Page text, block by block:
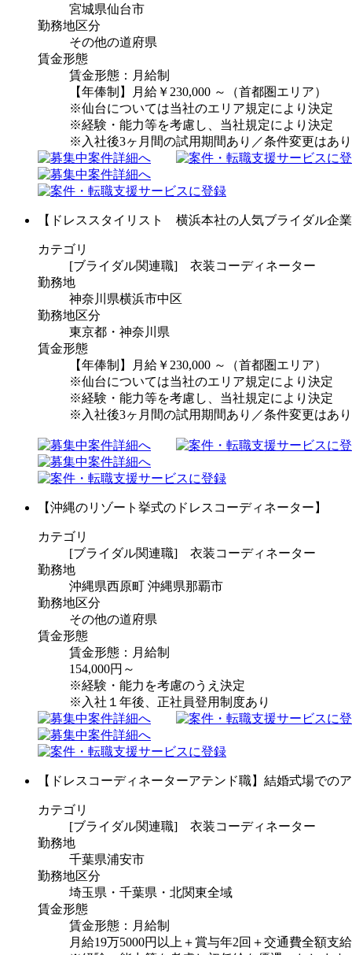
宮城県仙台市
勤務地区分
その他の道府県
賃金形態
賃金形態：月給制
【年俸制】月給￥230,000 ～（首都圏エリア）
※仙台については当社のエリア規定により決定
※経験・能力等を考慮し、当社規定により決定
※入社後3ヶ月間の試用期間あり／条件変更はあ
【ドレススタイリスト 横浜本社の人気ブライダル企
カテゴリ
[ブライダル関連職] 衣装コーディネーター
勤務地
神奈川県横浜市中区
勤務地区分
東京都・神奈川県
賃金形態
【年俸制】月給￥230,000 ～（首都圏エリア）
※仙台については当社のエリア規定により決定
※経験・能力等を考慮し、当社規定により決定
※入社後3ヶ月間の試用期間あり／条件変更はあ
【沖縄のリゾート挙式のドレスコーディネーター】
カテゴリ
[ブライダル関連職] 衣装コーディネーター
勤務地
沖縄県西原町 沖縄県那覇市
勤務地区分
その他の道府県
賃金形態
賃金形態：月給制
154,000円～
※経験・能力を考慮のうえ決定
※入社１年後、正社員登用制度あり
【ドレスコーディネーターアテンド職】結婚式場での
カテゴリ
[ブライダル関連職] 衣装コーディネーター
勤務地
千葉県浦安市
勤務地区分
埼玉県・千葉県・北関東全域
賃金形態
賃金形態：月給制
月給19万5000円以上＋賞与年2回＋交通費全額支給